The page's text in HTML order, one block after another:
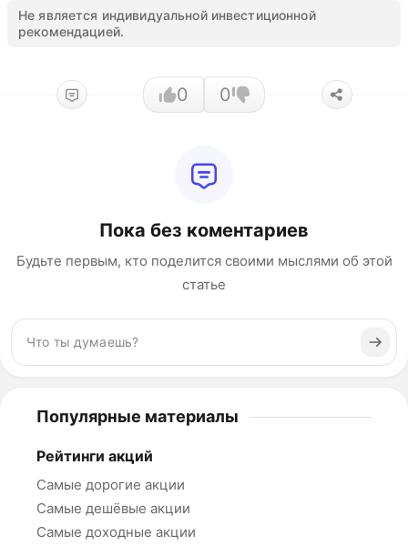
Не является индивидуальной инвестиционной
рекомендацией.
0 0
Пока без коментариев
Будьте первым, кто поделится своими мыслями об этой
статье
Популярные материалы
Рейтинги акций
Самые дорогие акции
Самые дешёвые акции
Самые доходные акции